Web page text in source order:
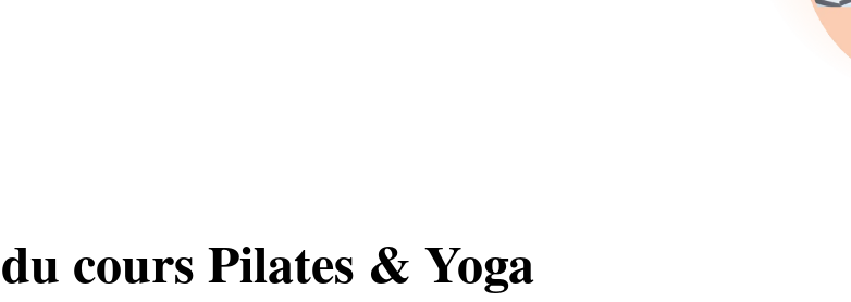
cours Pilates & Yoga